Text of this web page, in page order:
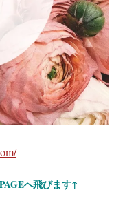
PAGEへ飛びます↑